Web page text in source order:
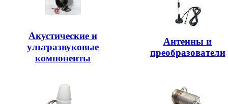
Акустические и
ультразвуковые
компоненты
Антенны и
преобразователи